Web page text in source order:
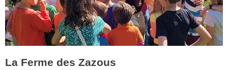
La Ferme des Zazous